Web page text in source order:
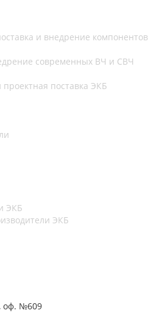
и внедрение компонентов
современных ВЧ и СВЧ
поставка ЭКБ
ЭКБ
ЭКБ
оф. №609